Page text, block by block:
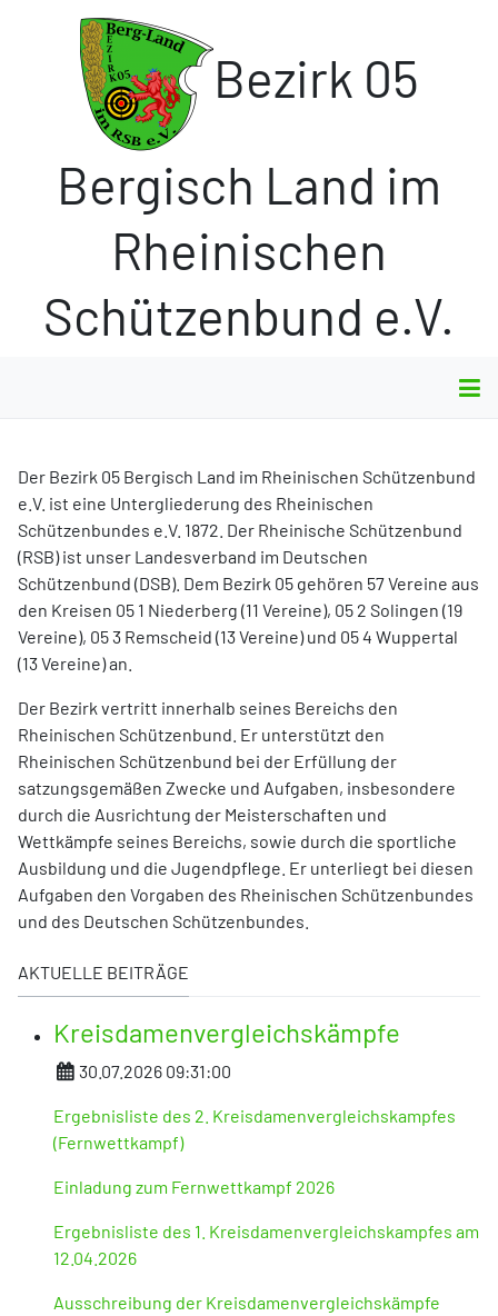
Bezirk 05
Bergisch Land im
Rheinischen
Schützenbund e.V.
Der Bezirk 05 Bergisch Land im Rheinischen Schützenbund
e.V. ist eine Untergliederung des Rheinischen
Schützenbundes e.V. 1872. Der Rheinische Schützenbund
(RSB) ist unser Landesverband im Deutschen
Schützenbund (DSB). Dem Bezirk 05 gehören 57 Vereine aus
den Kreisen 05 1 Niederberg (11 Vereine), 05 2 Solingen (19
Vereine), 05 3 Remscheid (13 Vereine) und 05 4 Wuppertal
(13Vereine) an.
Der Bezirk vertritt innerhalb seines Bereichs den
Rheinischen Schützenbund. Er unterstützt den
Rheinischen Schützenbund bei der Erfüllung der
satzungsgemäßen Zwecke und Aufgaben, insbesondere
durch die Ausrichtung der Meisterschaften und
Wettkämpfe seines Bereichs, sowie durch die sportliche
Ausbildung und die Jugendpflege. Er unterliegt bei diesen
Aufgaben den Vorgaben des Rheinischen Schützenbundes
und des Deutschen Schützenbundes.
AKTUELLE BEITRÄGE
Kreisdamenvergleichskämpfe
Details30.07.2026 09:31:00
Ergebnisliste des 2. Kreisdamenvergleichskampfes
(Fernwettkampf)
Einladung zum Fernwettkampf 2026
Ergebnisliste des 1. Kreisdamenvergleichskampfes am
12.04.2026
Ausschreibung der Kreisdamenvergleichskämpfe